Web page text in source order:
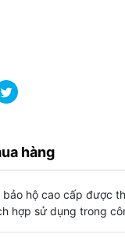
hàng
hộ cao cấp được
hợp sử dụng trong